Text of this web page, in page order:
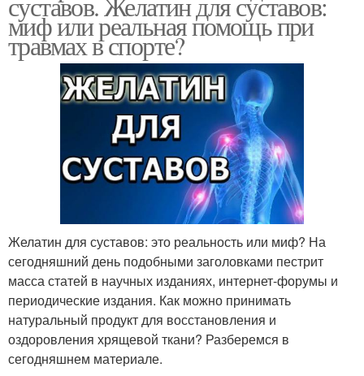
миф или реальная помощь при
травмах в спорте?
Желатин для суставов: это реальность или миф? На
сегодняшний день подобными заголовками пестрит
масса статей в научных изданиях, интернет-форумы и
периодические издания. Как можно принимать
натуральный продукт для восстановления и
оздоровления хрящевой ткани? Разберемся в
сегодняшнем материале.